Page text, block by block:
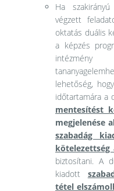
Ha
végzett
oktatás duális
a képzés
intézmény
lehetőség,
időtartamára a
mentesítést
megjelenése
szabadág
kötelezettség
biztosítani. A
kiadott
tétel